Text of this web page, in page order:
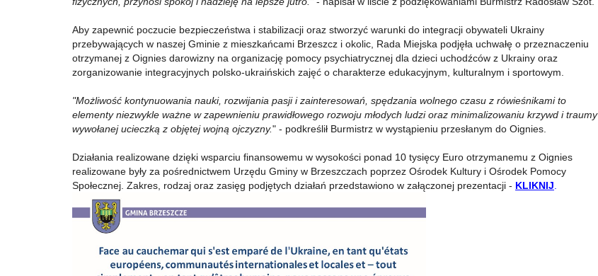
Aby zapewnić poczucie bezpieczeństwa i stabilizacji oraz stworzyć warunki do integracji obywateli Ukrainy
przebywających w naszej Gminie z mieszkańcami Brzeszcz i okolic, Rada Miejska podjęła uchwałę o przeznaczeniu
otrzymanej z Oignies darowizny na organizację pomocy psychiatrycznej dla dzieci uchodźców z Ukrainy oraz
zorganizowanie integracyjnych polsko-ukraińskich zajęć o charakterze edukacyjnym, kulturalnym i sportowym.
"Możliwość kontynuowania nauki, rozwijania pasji i zainteresowań, spędzania wolnego czasu z rówieśnikami to
elementy niezwykle ważne w zapewnieniu prawidłowego rozwoju młodych ludzi oraz minimalizowaniu krzywd i traumy
wywołanej ucieczką z objętej wojną ojczyzny." - podkreślił Burmistrz w wystąpieniu przesłanym do Oignies.
Działania realizowane dzięki wsparciu finansowemu w wysokości ponad 10 tysięcy Euro otrzymanemu z Oignies
realizowane były za pośrednictwem Urzędu Gminy w Brzeszczach poprzez Ośrodek Kultury i Ośrodek Pomocy
Społecznej. Zakres, rodzaj oraz zasięg podjętych działań przedstawiono w załączonej prezentacji - KLIKNIJ